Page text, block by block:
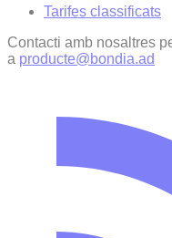
Tarifes classificats
Contacti amb nosaltres
a producte@bondia.ad